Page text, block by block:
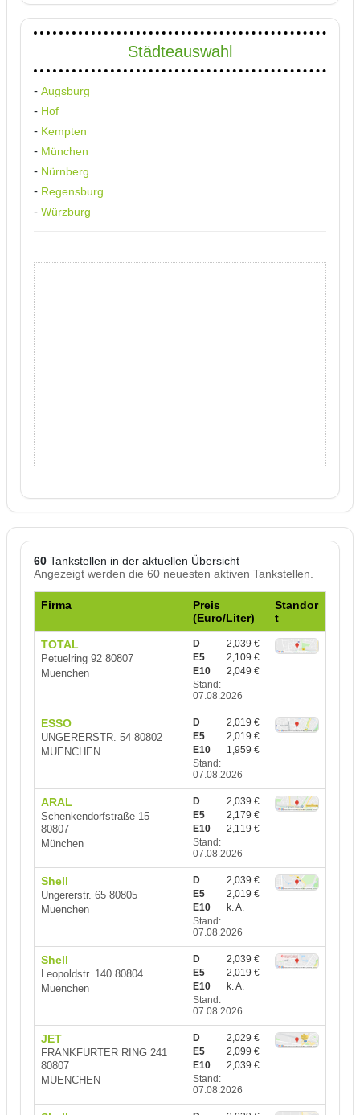
Städteauswahl
- Augsburg
- Hof
- Kempten
- München
- Nürnberg
- Regensburg
- Würzburg
60 Tankstellen in der aktuellen Übersicht
Angezeigt werden die 60 neuesten aktiven Tankstellen.
Firma
Preis
(Euro/Liter)
Standor
t
TOTAL
Petuelring 92 80807
Muenchen
D
2,039 €
E5
2,109 €
E10
2,049 €
Stand:
07.08.2026
ESSO
UNGERERSTR. 54 80802
MUENCHEN
D
2,019 €
E5
2,019 €
E10
1,959 €
Stand:
07.08.2026
ARAL
Schenkendorfstraße 15
80807
München
D
2,039 €
E5
2,179 €
E10
2,119 €
Stand:
07.08.2026
Shell
Ungererstr. 65 80805
Muenchen
D
2,039 €
E5
2,019 €
E10
k. A.
Stand:
07.08.2026
Shell
Leopoldstr. 140 80804
Muenchen
D
2,039 €
E5
2,019 €
E10
k. A.
Stand:
07.08.2026
JET
FRANKFURTER RING 241
80807
MUENCHEN
D
2,029 €
E5
2,099 €
E10
2,039 €
Stand:
07.08.2026